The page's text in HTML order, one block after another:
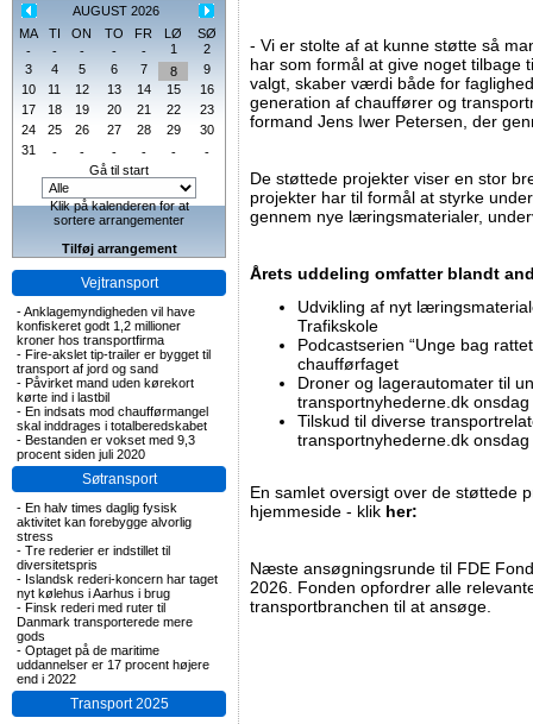
AUGUST 2026
MA
TI ON TO FR LØ
SØ
-
- - - - 1
2
3
4 5 6 7 8
9
10
11 12 13 14 15
16
17
18 19 20 21 22
23
24
25 26 27 28 29
30
31
- - - - -
-
Gå til start
Klik på kalenderen for at
sortere arrangementer
Tilføj arrangement
Vejtransport
-Anklagemyndigheden vil have
konfiskeret godt 1,2 millioner
kroner hos transportfirma
- Fire-akslet tip-trailer er bygget til
transport af jord og sand
- Påvirket mand uden kørekort
kørte ind i lastbil
- En indsats mod chaufførmangel
skal inddrages i totalberedskabet
- Bestanden er vokset med 9,3
procent siden juli 2020
Søtransport
- En halv times daglig fysisk
aktivitet kan forebygge alvorlig
stress
- Tre rederier er indstillet til
diversitetspris
- Islandsk rederi-koncern har taget
nyt kølehus i Aarhus i brug
- Finsk rederi med ruter til
Danmark transporterede mere
gods
- Optaget på de maritime
uddannelser er 17 procent højere
end i 2022
Transport 2025
- Vi er stolte af at kunne støtte så
har som formål at give noget tilbage
valgt, skaber værdi både for
generation af chauffører og
formand Jens Iwer Petersen, der
De støttede projekter viser en stor
projekter har til formål at styrke
gennem nye læringsmaterialer,
Årets uddeling omfatter blandt
Udvikling af nyt
Trafikskole
Podcastserien “Unge bag
chaufførfaget
Droner og lagerautomater til
transportnyhederne.dk
Tilskud til diverse
transportnyhederne.dk
En samlet oversigt over de støttede
hjemmeside - klik her:
Næste ansøgningsrunde til FDE
2026. Fonden opfordrer alle
transportbranchen til at ansøge.